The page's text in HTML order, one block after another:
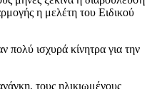
η μελέτη του Ειδικού
πολύ ισχυρά κίνητρα για την
τους ηλικιωμένους